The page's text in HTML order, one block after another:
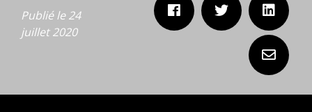
Publié le 24
juillet 2020